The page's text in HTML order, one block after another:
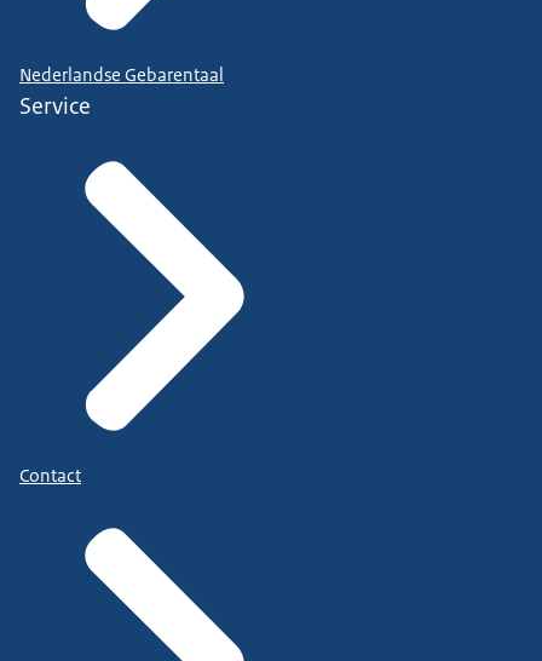
Nederlandse Gebarentaal
Service
Contact